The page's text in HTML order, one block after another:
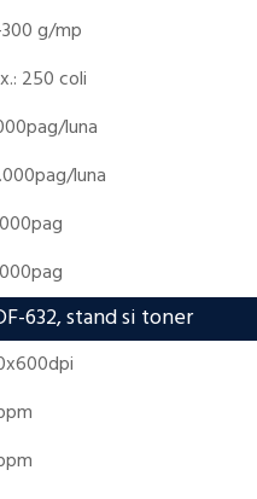
g/mp
250 coli
luna
luna
632, stand si toner